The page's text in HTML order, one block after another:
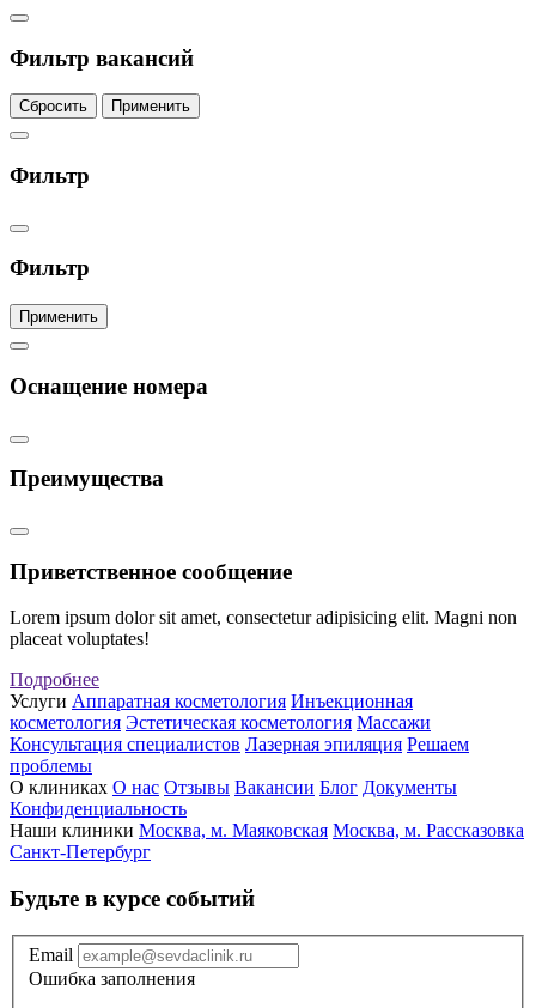
Фильтр вакансий
Сбросить Применить
Фильтр
Фильтр
Применить
Оснащение номера
Преимущества
Приветственное сообщение
Lorem ipsum dolor sit amet, consectetur adipisicing elit. Magni non
placeat voluptates!
Подробнее
Услуги Аппаратная косметология Инъекционная
косметология Эстетическая косметология Массажи
Консультация специалистов Лазерная эпиляция Решаем
проблемы
О клиниках О нас Отзывы Вакансии Блог Документы
Конфиденциальность
Наши клиники Москва, м. Маяковская Москва, м. Рассказовка
Санкт-Петербург
Будьте в курсе событий
Email
Ошибка заполнения